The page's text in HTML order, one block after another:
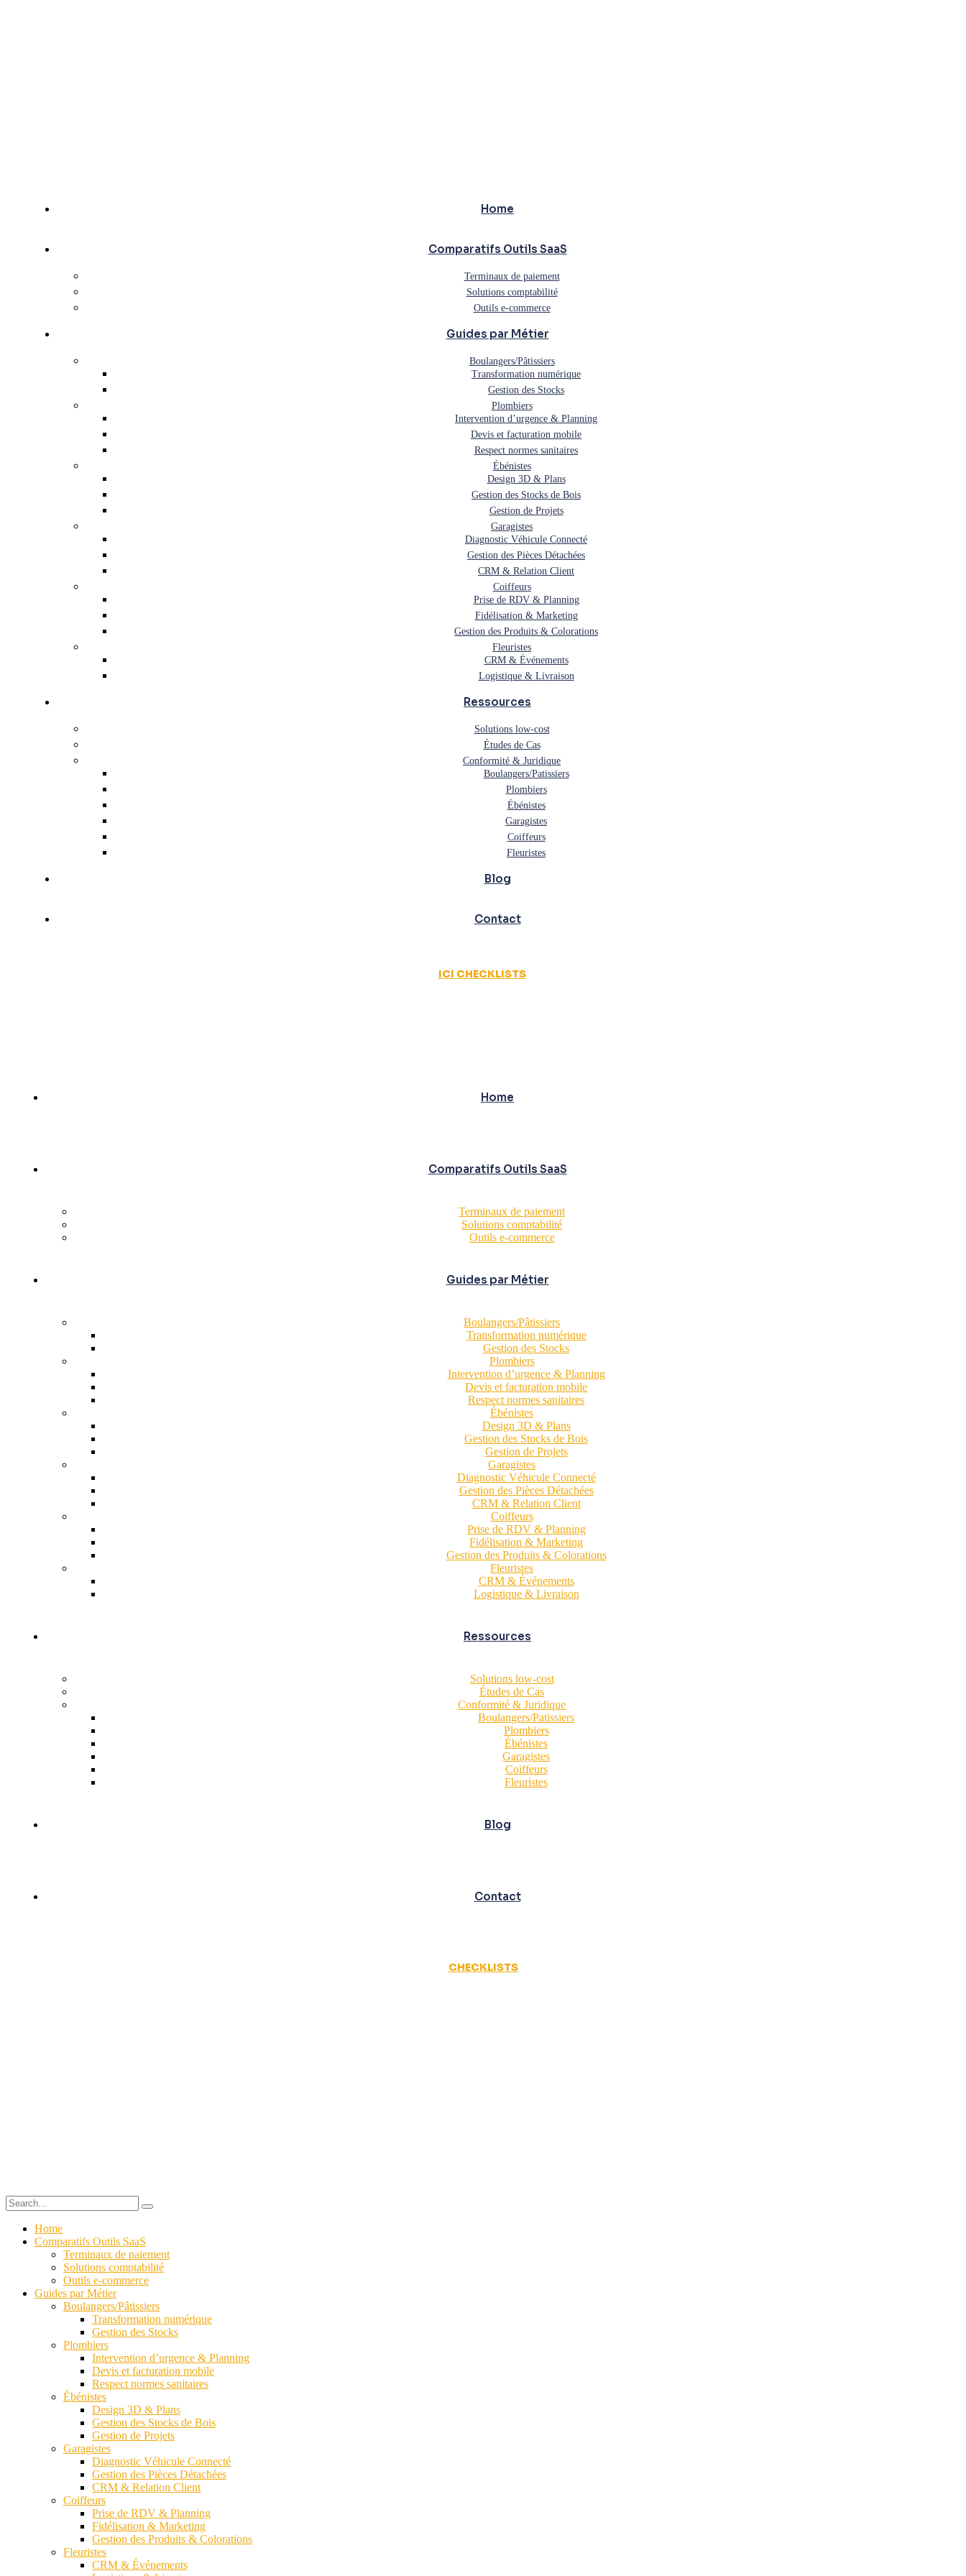
Home
Comparatifs Outils SaaS
Terminaux de paiement
Solutions comptabilité
Outils e-commerce
Guides par Métier
Boulangers/Pâtissiers
Transformation numérique
Gestion des Stocks
Plombiers
Intervention d’urgence & Planning
Devis et facturation mobile
Respect normes sanitaires
Ébénistes
Design 3D & Plans
Gestion des Stocks de Bois
Gestion de Projets
Garagistes
Diagnostic Véhicule Connecté
Gestion des Pièces Détachées
CRM & Relation Client
Coiffeurs
Prise de RDV & Planning
Fidélisation & Marketing
Gestion des Produits & Colorations
Fleuristes
CRM & Événements
Logistique & Livraison
Ressources
Solutions low-cost
Études de Cas
Conformité & Juridique
Boulangers/Patissiers
Plombiers
Ébénistes
Garagistes
Coiffeurs
Fleuristes
Blog
Contact
ICI CHECKLISTS
Home
Comparatifs Outils SaaS
Terminaux de paiement
Solutions comptabilité
Outils e-commerce
Guides par Métier
Boulangers/Pâtissiers
Transformation numérique
Gestion des Stocks
Plombiers
Intervention d’urgence & Planning
Devis et facturation mobile
Respect normes sanitaires
Ébénistes
Design 3D & Plans
Gestion des Stocks de Bois
Gestion de Projets
Garagistes
Diagnostic Véhicule Connecté
Gestion des Pièces Détachées
CRM & Relation Client
Coiffeurs
Prise de RDV & Planning
Fidélisation & Marketing
Gestion des Produits & Colorations
Fleuristes
CRM & Événements
Logistique & Livraison
Ressources
Solutions low-cost
Études de Cas
Conformité & Juridique
Boulangers/Patissiers
Plombiers
Ébénistes
Garagistes
Coiffeurs
Fleuristes
Blog
Contact
CHECKLISTS
Home
Comparatifs Outils SaaS
Terminaux de paiement
Solutions comptabilité
Outils e-commerce
Guides par Métier
Boulangers/Pâtissiers
Transformation numérique
Gestion des Stocks
Plombiers
Intervention d’urgence & Planning
Devis et facturation mobile
Respect normes sanitaires
Ébénistes
Design 3D & Plans
Gestion des Stocks de Bois
Gestion de Projets
Garagistes
Diagnostic Véhicule Connecté
Gestion des Pièces Détachées
CRM & Relation Client
Coiffeurs
Prise de RDV & Planning
Fidélisation & Marketing
Gestion des Produits & Colorations
Fleuristes
CRM & Événements